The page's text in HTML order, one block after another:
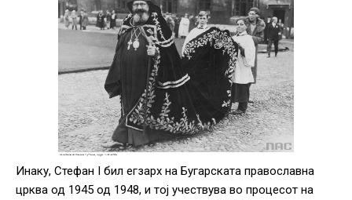
Инаку, Стефан I бил егзарх на Бугарската православна
црква од 1945 од 1948, и тој учествува во процесот на